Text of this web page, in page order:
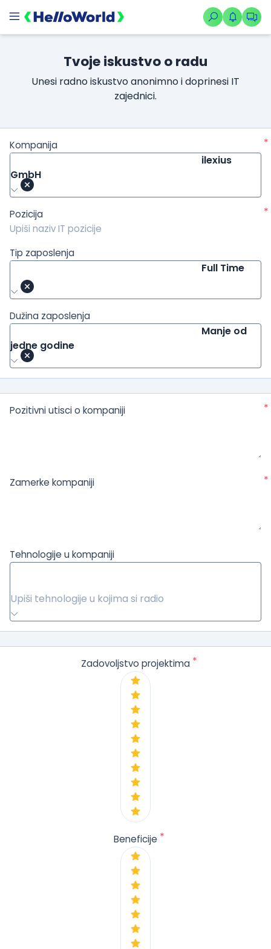
Tvoje iskustvo o radu
Unesi radno iskustvo anonimno i doprinesi IT
zajednici.
Kompanija
*
ilexius
GmbH
Pozicija *
Tip zaposlenja
Full Time
Dužina zaposlenja
Manje od
jedne godine
Pozitivni utisci o kompaniji *
Zamerke kompaniji *
Tehnologije u kompaniji
Upiši tehnologije u kojima si radio
Zadovoljstvo projektima *
Beneficije *
/kompanije/iskustvo/